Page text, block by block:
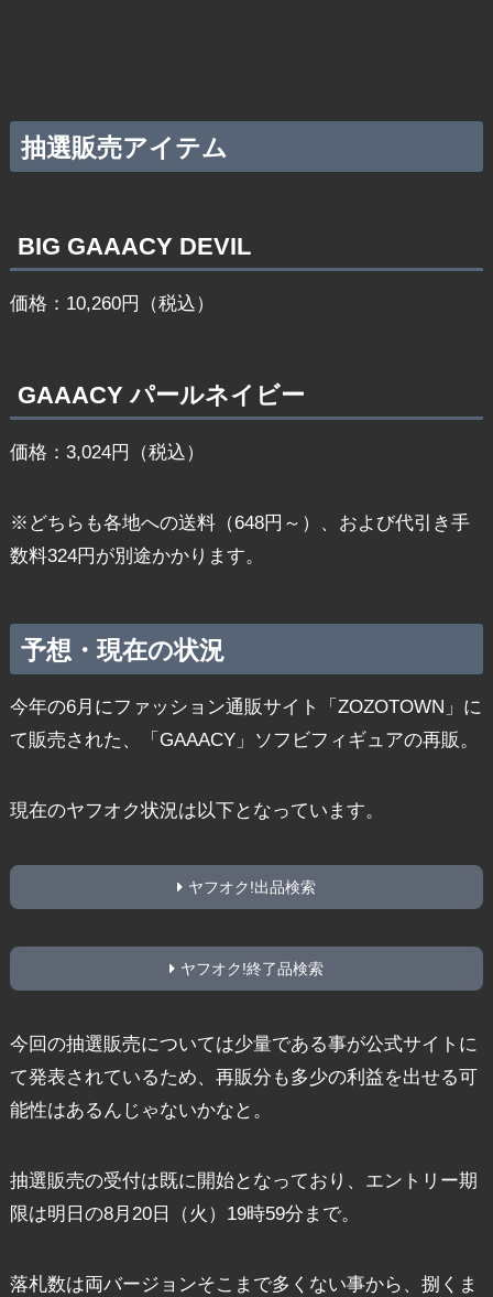
抽選販売アイテム
BIG GAAACY DEVIL
価格：10,260‬円（税込）
GAAACY パールネイビー
価格：3,024円（税込）
※どちらも各地への送料（648円～）、および代引き手
数料324円が別途かかります。
予想・現在の状況
今年の6月にファッション通販サイト「ZOZOTOWN」に
て販売された、「GAAACY」ソフビフィギュアの再販。
現在のヤフオク状況は以下となっています。
ヤフオク!出品検索
ヤフオク!終了品検索
今回の抽選販売については少量である事が公式サイトに
て発表されているため、再販分も多少の利益を出せる可
能性はあるんじゃないかなと。
抽選販売の受付は既に開始となっており、エントリー期
限は明日の8月20日（火）19時59分まで。
落札数は両バージョンそこまで多くない事から、捌くま